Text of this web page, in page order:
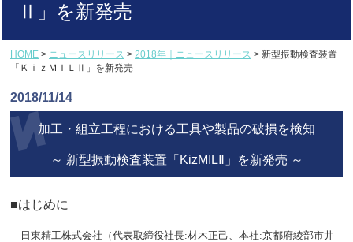
Ⅱ」を新発売
HOME > ニュースリリース > 2018年｜ニュースリリース > 新型振動検査装置
「ＫｉｚＭＩＬⅡ」を新発売
2018/11/14
加工・組立工程における工具や製品の破損を検知
～ 新型振動検査装置「KizMILⅡ」を新発売 ～
■はじめに
日東精工株式会社（代表取締役社長:材木正己、本社:京都府綾部市井